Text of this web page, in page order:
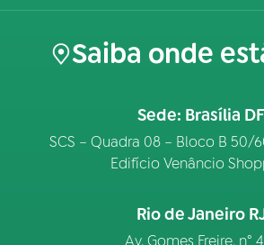
Saiba onde
Sede: Brasília DF
SCS – Quadra 08 – Bloco B 50/
Edifício Venâncio
Rio de Janeiro
Av. Gomes Freire, n°